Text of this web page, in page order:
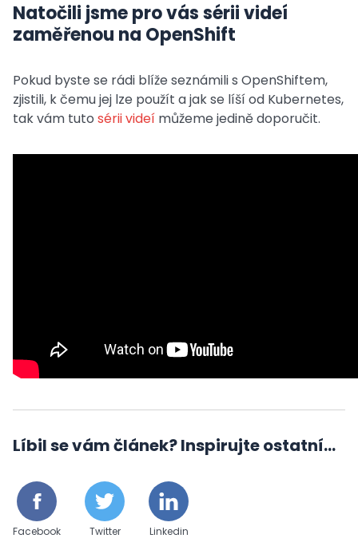
Natočili jsme pro vás sérii videí
zaměřenou na OpenShift
Pokud byste se rádi blíže seznámili s OpenShiftem,
zjistili, k čemu jej lze použít a jak se líší od Kubernetes,
tak vám tuto sérii videí můžeme jedině doporučit.
Líbil se vám článek? Inspirujte ostatní...
Facebook Twitter Linkedin